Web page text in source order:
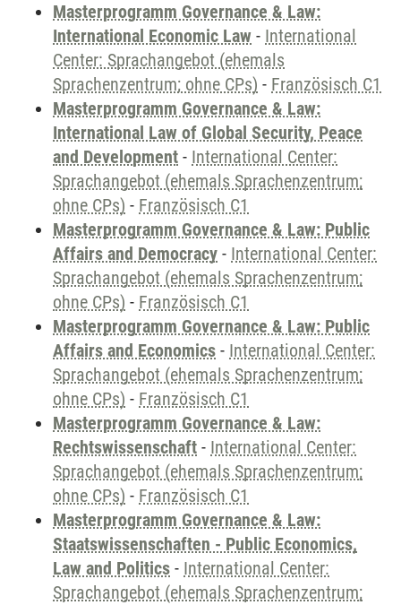
Masterprogramm Governance & Law:
International Economic Law - International
Center: Sprachangebot (ehemals
Sprachenzentrum; ohne CPs) - Französisch C1
Masterprogramm Governance & Law:
International Law of Global Security, Peace
and Development - International Center:
Sprachangebot (ehemals Sprachenzentrum;
ohne CPs) - Französisch C1
Masterprogramm Governance & Law: Public
Affairs and Democracy - International Center:
Sprachangebot (ehemals Sprachenzentrum;
ohne CPs) - Französisch C1
Masterprogramm Governance & Law: Public
Affairs and Economics - International Center:
Sprachangebot (ehemals Sprachenzentrum;
ohne CPs) - Französisch C1
Masterprogramm Governance & Law:
Rechtswissenschaft - International Center:
Sprachangebot (ehemals Sprachenzentrum;
ohne CPs) - Französisch C1
Masterprogramm Governance & Law:
Staatswissenschaften - Public Economics,
Law and Politics - International Center:
Sprachangebot (ehemals Sprachenzentrum;